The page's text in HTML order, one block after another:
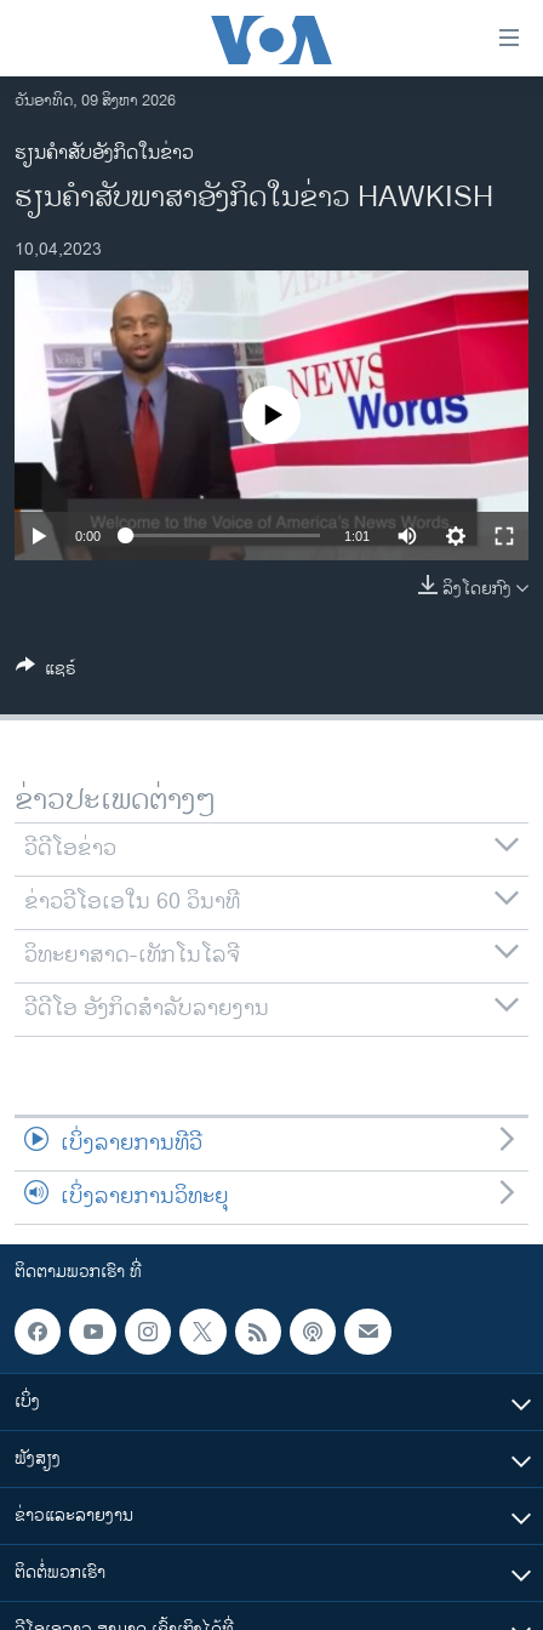
ເຂົ້າ
ຫາ
ຂ້າມ
ຂ້າມ
ຂ້າມ
ໄປ
ລາວ
ອາເມຣິກາ
ການເລືອກຕັ້ງ ປະທານາທີບໍດີ ສະຫະລັດ 2024
ໂລກ
ເອເຊຍ
ອິດສະຫຼະພາບດ້ານການຂ່າວ
ຊີວິດຊາວລາວ
ຊຸມຊົນຊາວລາວ
ວິທະຍາສາດ-ເທັກໂນໂລຈີ
ພາສາອັງກິດ
ລາຍການກະຈາຍສຽງ
ລາຍງານ
ຕິດຕາມພວກເຮົາ ທີ່
ພາສາຕ່າງໆ
ວັນອາທິດ, 09 ສິງຫາ 2026
ຮຽນຄຳສັບອັງກິດໃນຂ່າວ
ຮຽນຄຳສັບພາສາອັງກິດໃນຂ່າວ HAWKISH
10,04,2023
No media source currently available
0:00 1:01
ລິງໂດຍກົງ
ແຊຣ໌
ຂ່າວປະເພດຕ່າງໆ
ວີດີໂອຂ່າວ
ຂ່າວວີໂອເອໃນ 60 ວິນາທີ
ວິທະຍາສາດ-ເທັກໂນໂລຈີ
ວີດີໂອ ອັງກິດສຳລັບລາຍງານ
ເບິ່ງລາຍການທີວີ
ເບິ່ງລາຍການວິທະຍຸ
ຕິດຕາມພວກເຮົາ ທີ່
ເບິ່ງ
ຟັງສຽງ
ຂ່າວແລະລາຍງານ
ຕິດຕໍ່ພວກເຮົາ